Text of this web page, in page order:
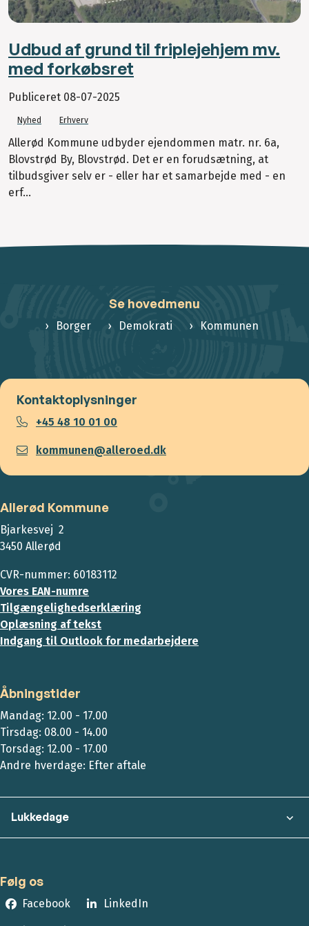
Udbud af grund til friplejehjem mv.
med forkøbsret
Publiceret 08-07-2025
Nyhed Erhverv
Allerød Kommune udbyder ejendommen matr. nr. 6a,
Blovstrød By, Blovstrød. Det er en forudsætning, at
tilbudsgiver selv er - eller har et samarbejde med - en
erf...
Se hovedmenu
Borger Demokrati Kommunen
Kontaktoplysninger
+45 48 10 01 00
kommunen@alleroed.dk
Allerød Kommune
Bjarkesvej 2
3450 Allerød
CVR-nummer: 60183112
Vores EAN-numre
Tilgængelighedserklæring
Oplæsning af tekst
Indgang til Outlook for medarbejdere
Åbningstider
Mandag: 12.00 - 17.00
Tirsdag: 08.00 - 14.00
Torsdag: 12.00 - 17.00
Andre hverdage: Efter aftale
Lukkedage
Følg os
Facebook LinkedIn